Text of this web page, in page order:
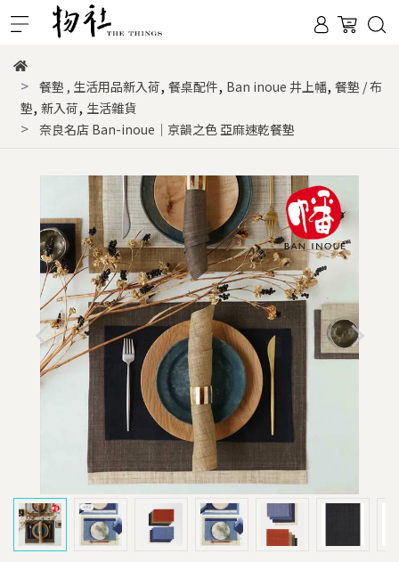
餐墊 , 生活用品新入荷, 餐桌配件, Ban inoue 井上幡, 餐墊 / 布
墊, 新入荷, 生活雜貨
奈良名店 Ban-inoue｜京韻之色 亞麻速乾餐墊